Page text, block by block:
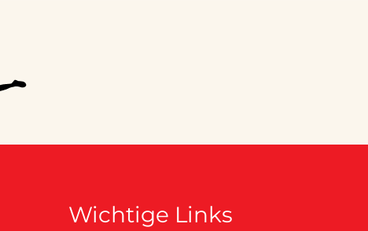
Wichtige Links